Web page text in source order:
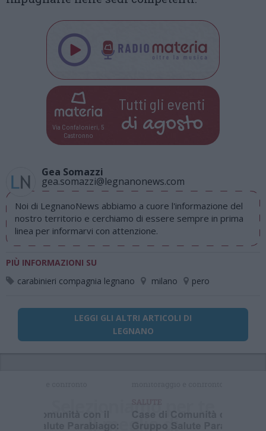
Via Confalonieri, 5
Castronno
Tutti gli eventi
di agosto
Gea Somazzi
gea.somazzi@legnanonews.com
Noi di LegnanoNews abbiamo a cuore l'informazione del
nostro territorio e cerchiamo di essere sempre in prima
linea per informarvi con attenzione.
PIÙ INFORMAZIONI SU
carabinieri compagnia legnano
milano pero
LEGGI GLI ALTRI ARTICOLI DI
LEGNANO